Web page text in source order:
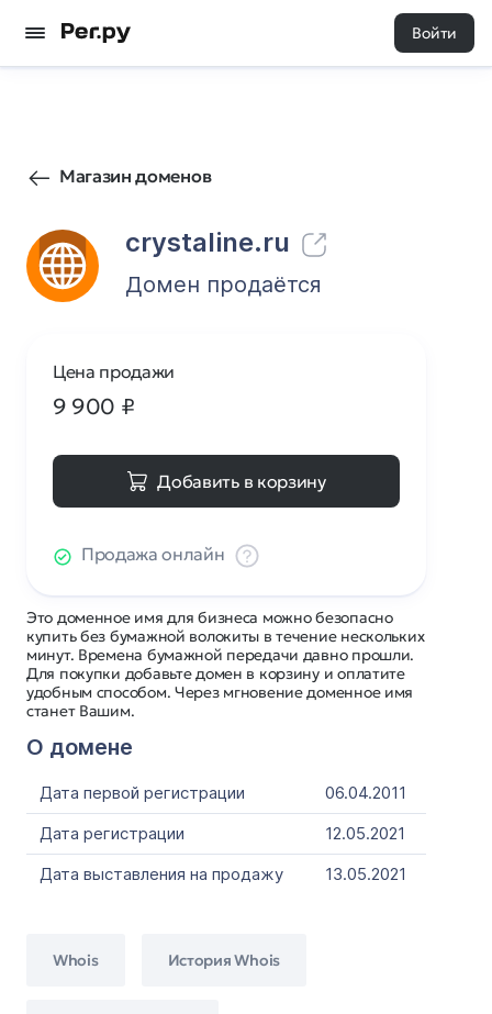
Войти
Магазин доменов
crystaline.ru
1 0
Домен продаётся
Это доменное имя для бизнеса можно безопасно
купить без бумажной волокиты в течение нескольких
минут. Времена бумажной передачи давно прошли.
Для покупки добавьте домен в корзину и оплатите
удобным способом. Через мгновение доменное имя
станет Вашим.
О домене
Дата первой регистрации
06.04.2011
Дата регистрации
12.05.2021
Дата выставления на продажу
13.05.2021
Whois История Whois
Цена продажи
9 900 ₽
Добавить в корзину
Продажа онлайн